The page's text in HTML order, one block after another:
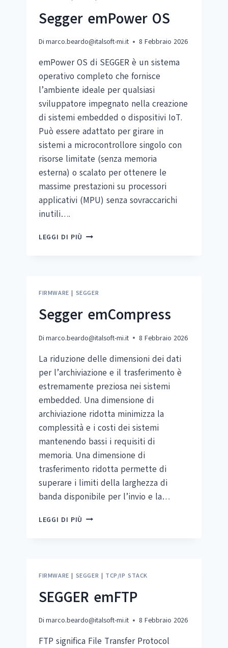
Segger emPower OS
Di marco.beardo@italsoft-mi.it 8 Febbraio 2026
emPower OS di SEGGER è un sistema
operativo completo che fornisce
l’ambiente ideale per qualsiasi
sviluppatore impegnato nella creazione
di sistemi embedded o dispositivi IoT.
Può essere adattato per girare in
sistemi a microcontrollore singolo con
risorse limitate (senza memoria
esterna) o scalato per ottenere le
massime prestazioni su processori
applicativi (MPU) senza sovraccarichi
inutili….
LEGGI DI PIÙ SEGGER
FIRMWARE | SEGGER
Segger emCompress
Di marco.beardo@italsoft-mi.it 8 Febbraio 2026
La riduzione delle dimensioni dei dati
per l’archiviazione e il trasferimento è
estremamente preziosa nei sistemi
embedded. Una dimensione di
archiviazione ridotta minimizza la
complessità e i costi dei sistemi
mantenendo bassi i requisiti di
memoria. Una dimensione di
trasferimento ridotta permette di
superare i limiti della larghezza di
banda disponibile per l’invio e la…
LEGGI DI PIÙ SEGGER
FIRMWARE | SEGGER | TCP/IP STACK
SEGGER emFTP
Di marco.beardo@italsoft-mi.it 8 Febbraio 2026
FTP significa File Transfer Protocol